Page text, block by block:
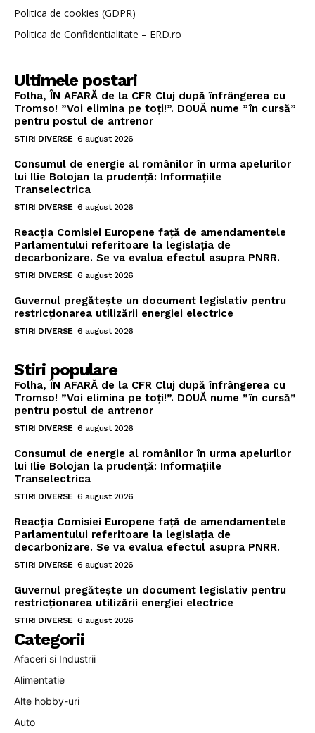
Politica de cookies (GDPR)
Politica de Confidentialitate – ERD.ro
Ultimele postari
Folha, ÎN AFARĂ de la CFR Cluj după înfrângerea cu
Tromso! ”Voi elimina pe toți!”. DOUĂ nume ”în cursă”
pentru postul de antrenor
STIRI DIVERSE 6 august 2026
Consumul de energie al românilor în urma apelurilor
lui Ilie Bolojan la prudență: Informațiile
Transelectrica
STIRI DIVERSE 6 august 2026
Reacția Comisiei Europene față de amendamentele
Parlamentului referitoare la legislația de
decarbonizare. Se va evalua efectul asupra PNRR.
STIRI DIVERSE 6 august 2026
Guvernul pregătește un document legislativ pentru
restricționarea utilizării energiei electrice
STIRI DIVERSE 6 august 2026
Stiri populare
Folha, ÎN AFARĂ de la CFR Cluj după înfrângerea cu
Tromso! ”Voi elimina pe toți!”. DOUĂ nume ”în cursă”
pentru postul de antrenor
STIRI DIVERSE 6 august 2026
Consumul de energie al românilor în urma apelurilor
lui Ilie Bolojan la prudență: Informațiile
Transelectrica
STIRI DIVERSE 6 august 2026
Reacția Comisiei Europene față de amendamentele
Parlamentului referitoare la legislația de
decarbonizare. Se va evalua efectul asupra PNRR.
STIRI DIVERSE 6 august 2026
Guvernul pregătește un document legislativ pentru
restricționarea utilizării energiei electrice
STIRI DIVERSE 6 august 2026
Categorii
Afaceri si Industrii
Alimentatie
Alte hobby-uri
Auto